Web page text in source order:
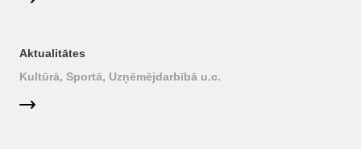
Aktualitātes
Kultūrā, Sportā, Uzņēmējdarbībā u.c.